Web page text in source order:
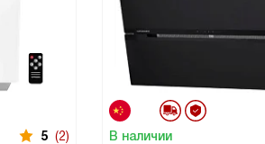
5 (2) В наличии